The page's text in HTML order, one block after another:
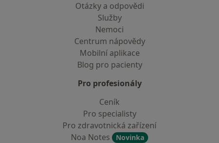
Otázky a odpovědi
Služby
Nemoci
Centrum nápovědy
Mobilní aplikace
Blog pro pacienty
Pro profesionály
Ceník
Pro specialisty
Pro zdravotnická zařízení
Noa Notes
Novinka